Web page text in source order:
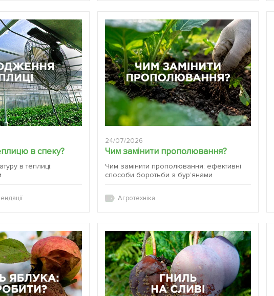
в спеку?
в теплиці:
24/07/2026
Чим замінити прополювання?
Чим замінити прополювання: ефективні
способи боротьби з бур’янами
Агротехніка